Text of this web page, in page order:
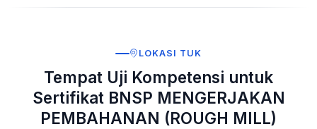
LOKASI TUK
Tempat Uji Kompetensi untuk
Sertifikat BNSP MENGERJAKAN
PEMBAHANAN (ROUGH MILL)